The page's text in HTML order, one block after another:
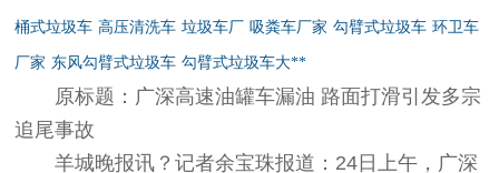
桶式垃圾车 高压清洗车 垃圾车厂 吸粪车厂家 勾臂式垃圾车 环卫车
厂家 东风勾臂式垃圾车 勾臂式垃圾车大**
原标题：广深高速油罐车漏油 路面打滑引发多宗
追尾事故
羊城晚报讯？记者余宝珠报道：24日上午，广深